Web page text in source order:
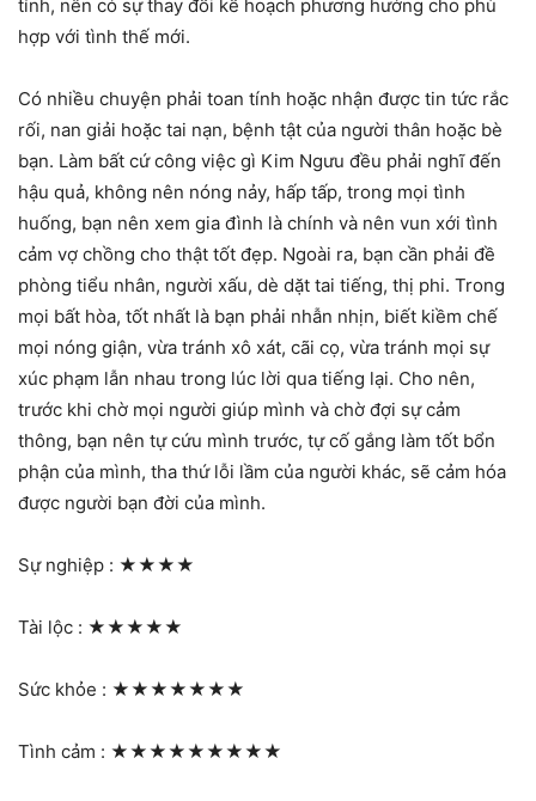
tính, nên có sự thay đổi kế hoạch phương hướng cho phù
hợp với tình thế mới.
Có nhiều chuyện phải toan tính hoặc nhận được tin tức rắc
rối, nan giải hoặc tai nạn, bệnh tật của người thân hoặc bè
bạn. Làm bất cứ công việc gì Kim Ngưu đều phải nghĩ đến
hậu quả, không nên nóng nảy, hấp tấp, trong mọi tình
huống, bạn nên xem gia đình là chính và nên vun xới tình
cảm vợ chồng cho thật tốt đẹp. Ngoài ra, bạn cần phải đề
phòng tiểu nhân, người xấu, dè dặt tai tiếng, thị phi. Trong
mọi bất hòa, tốt nhất là bạn phải nhẫn nhịn, biết kiềm chế
mọi nóng giận, vừa tránh xô xát, cãi cọ, vừa tránh mọi sự
xúc phạm lẫn nhau trong lúc lời qua tiếng lại. Cho nên,
trước khi chờ mọi người giúp mình và chờ đợi sự cảm
thông, bạn nên tự cứu mình trước, tự cố gắng làm tốt bổn
phận của mình, tha thứ lỗi lầm của người khác, sẽ cảm hóa
được người bạn đời của mình.
Sự nghiệp : ★★★★
Tài lộc : ★★★★★
Sức khỏe : ★★★★★★★
Tình cảm : ★★★★★★★★★